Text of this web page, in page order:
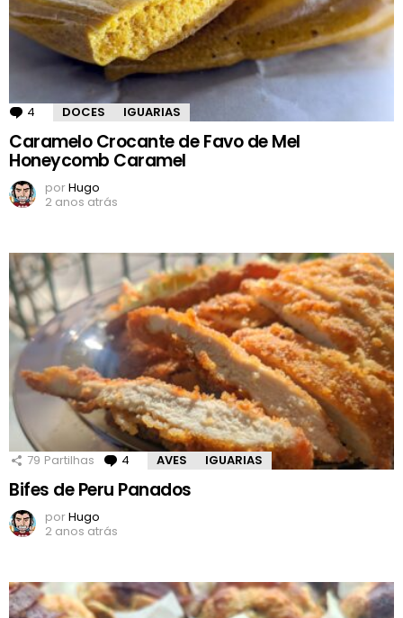
4 Comentários
DOCES IGUARIAS
Caramelo Crocante de Favo de Mel
Honeycomb Caramel
porHugo
2 anos atrás
79 Partilhas 4 Comentários
AVES IGUARIAS
Bifes de Peru Panados
porHugo
2 anos atrás